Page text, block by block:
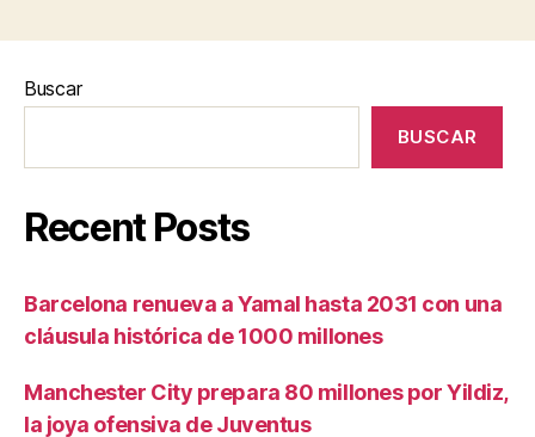
Buscar
BUSCAR
Recent Posts
Barcelona renueva a Yamal hasta 2031 con una
cláusula histórica de 1000 millones
Manchester City prepara 80 millones por Yildiz,
la joya ofensiva de Juventus